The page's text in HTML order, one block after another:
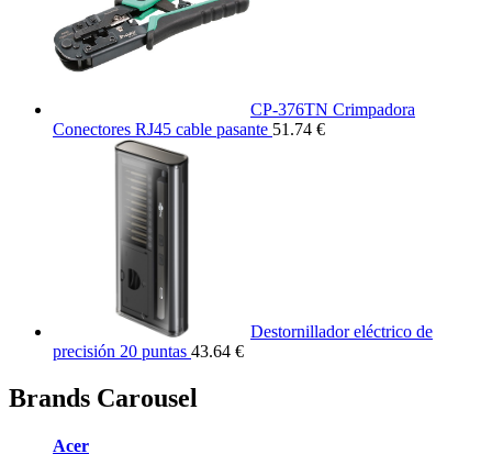
CP-376TN Crimpadora
Conectores RJ45 cable pasante 51.74 €
Destornillador eléctrico de
precisión 20 puntas 43.64 €
Brands Carousel
Acer